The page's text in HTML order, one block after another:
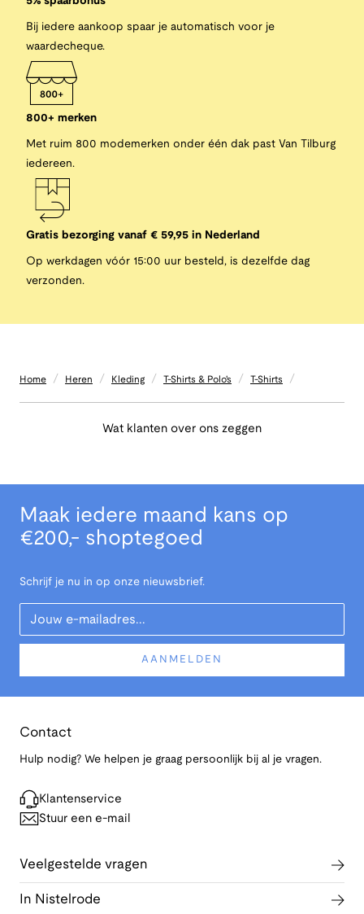
Bij iedere aankoop spaar je automatisch voor je
waardecheque.
800+ merken
Met ruim 800 modemerken onder één dak past Van Tilburg
iedereen.
Gratis bezorging vanaf € 59,95 in Nederland
Op werkdagen vóór 15:00 uur besteld, is dezelfde dag
verzonden.
Home / Heren / Kleding / T-Shirts & Polo's / T-Shirts /
Wat klanten over ons zeggen
Maak iedere maand kans op
€200,- shoptegoed
Schrijf je nu in op onze nieuwsbrief.
Your Email
AANMELDEN
Contact
Hulp nodig? We helpen je graag persoonlijk bij al je vragen.
Klantenservice
Stuur een e-mail
Veelgestelde vragen
In Nistelrode